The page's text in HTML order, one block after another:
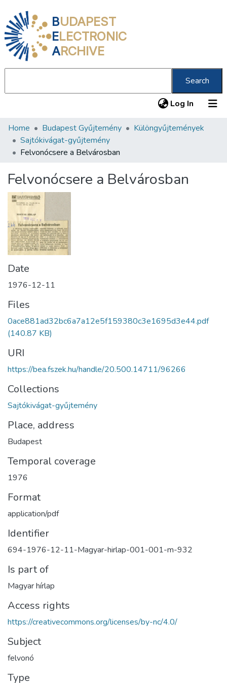
BUDAPEST
ELECTRONIC
ARCHIVE
Search
Log In (current)
Communities & Collections
All of DSpace
About us
Home Budapest Gyűjtemény
Különgyűjtemények
Sajtókivágat-gyűjtemény
Felvonócsere a Belvárosban
Felvonócsere a Belvárosban
Date
1976-12-11
Files
0ace881ad32bc6a7a12e5f159380c3e1695d3e44.pdf
(140.87 KB)
URI
https://bea.fszek.hu/handle/20.500.14711/96266
Collections
Sajtókivágat-gyűjtemény
Place, address
Budapest
Temporal coverage
1976
Format
application/pdf
Identifier
694-1976-12-11-Magyar-hirlap-001-001-m-932
Is part of
Magyar hírlap
Access rights
https://creativecommons.org/licenses/by-nc/4.0/
Subject
felvonó
Type